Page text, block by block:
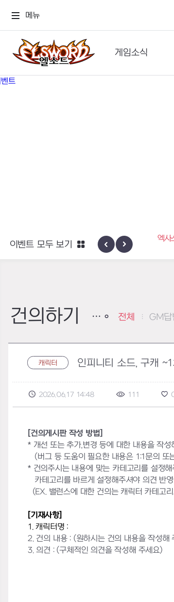
메뉴
게임소식
공지사항
신규 지역 네블론
엑사
이벤트 모두 보기
건의하기 전체 GM답
캐릭터 인피니티 소드, 구캐
2026.06.17 14:48 111
[건의게시판 작성 방법]
* 개선 또는 추가,변경 등에 대한 내용을 작성
(버그 등 도움이 필요한 내용은 1:1문의 또
* 건의주시는 내용에 맞는 카테고리를 설정해
카테고리를 바르게 설정해주셔야 의견 반
(EX. 밸런스에 대한 건의는 캐릭터 카테고
[기재사항]
1. 캐릭터명 :
2. 건의 내용 : (원하시는 건의 내용을 작성해
3. 의견 : (구체적인 의견을 작성해 주세요)